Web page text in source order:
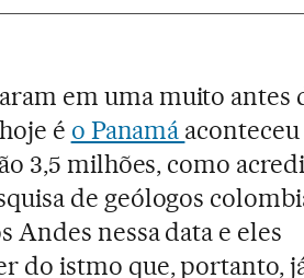
em uma muito antes
é o Panamá aconteceu
3,5 milhões, como
de geólogos
Andes nessa data e eles
do istmo que, portanto,